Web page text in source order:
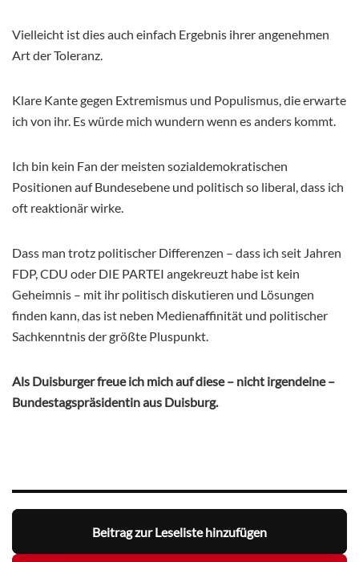
Vielleicht ist dies auch einfach Ergebnis ihrer angenehmen
Art der Toleranz.
Klare Kante gegen Extremismus und Populismus, die erwarte
ich von ihr. Es würde mich wundern wenn es anders kommt.
Ich bin kein Fan der meisten sozialdemokratischen
Positionen auf Bundesebene und politisch so liberal, dass ich
oft reaktionär wirke.
Dass man trotz politischer Differenzen – dass ich seit Jahren
FDP, CDU oder DIE PARTEI angekreuzt habe ist kein
Geheimnis – mit ihr politisch diskutieren und Lösungen
finden kann, das ist neben Medienaffinität und politischer
Sachkenntnis der größte Pluspunkt.
Als Duisburger freue ich mich auf diese – nicht irgendeine –
Bundestagspräsidentin aus Duisburg.
Beitrag zur Leseliste hinzufügen